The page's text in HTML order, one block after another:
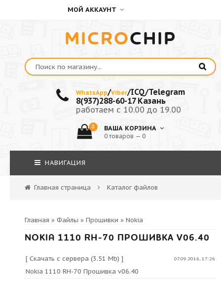
МОЙ АККАУНТ
MICROCHIP
WhatsApp/Viber/ICQ/Telegram
8(937)288-60-17 Казань
работаем с 10.00 до 19.00
0 ВАША КОРЗИНА
0 товаров — 0
НАВИГАЦИЯ
Главная страница Каталог файлов
Главная » Файлы » Прошивки » Nokia
NOKIA 1110 RH-70 ПРОШИВКА V06.40
[ Скачать с сервера (3.51 Mb) ] 07.09.2016, 17:26
Nokia 1110 RH-70 Прошивка v06.40